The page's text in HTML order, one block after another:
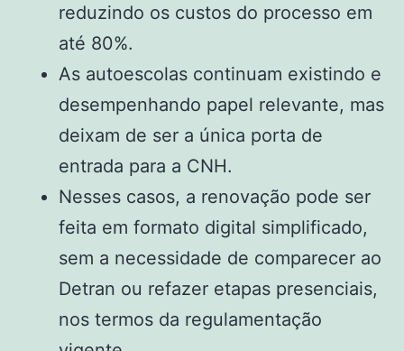
reduzindo os custos do processo em
até 80%.
As autoescolas continuam existindo e
desempenhando papel relevante, mas
deixam de ser a única porta de
entrada para a CNH.
Nesses casos, a renovação pode ser
feita em formato digital simplificado,
sem a necessidade de comparecer ao
Detran ou refazer etapas presenciais,
nos termos da regulamentação